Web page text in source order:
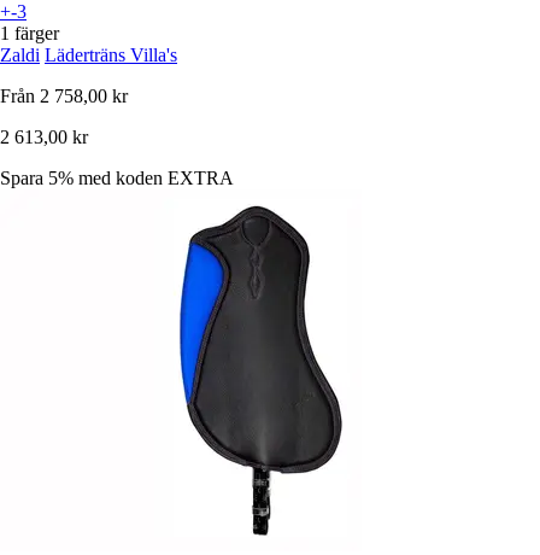
+-3
1 färger
Zaldi Läderträns Villa's
Från 2 758,00 kr
2 613,00 kr
Spara 5% med koden EXTRA